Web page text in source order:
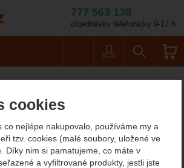
cookies
co nejlépe nakupovalo, používáme my a
tzv. cookies (malé soubory, uložené ve
Díky nim si pamatujeme, co máte v
a vyfiltrované produkty, jestli jste
777 563 138
objednávky telefonicky 9-17 h.
Velikost: 9,5 / Barva:
Light GTX